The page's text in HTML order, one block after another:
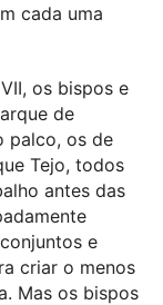
cada uma
os bispos e
de
palco, os de
Tejo, todos
antes das
e
criar o menos
Mas os bispos